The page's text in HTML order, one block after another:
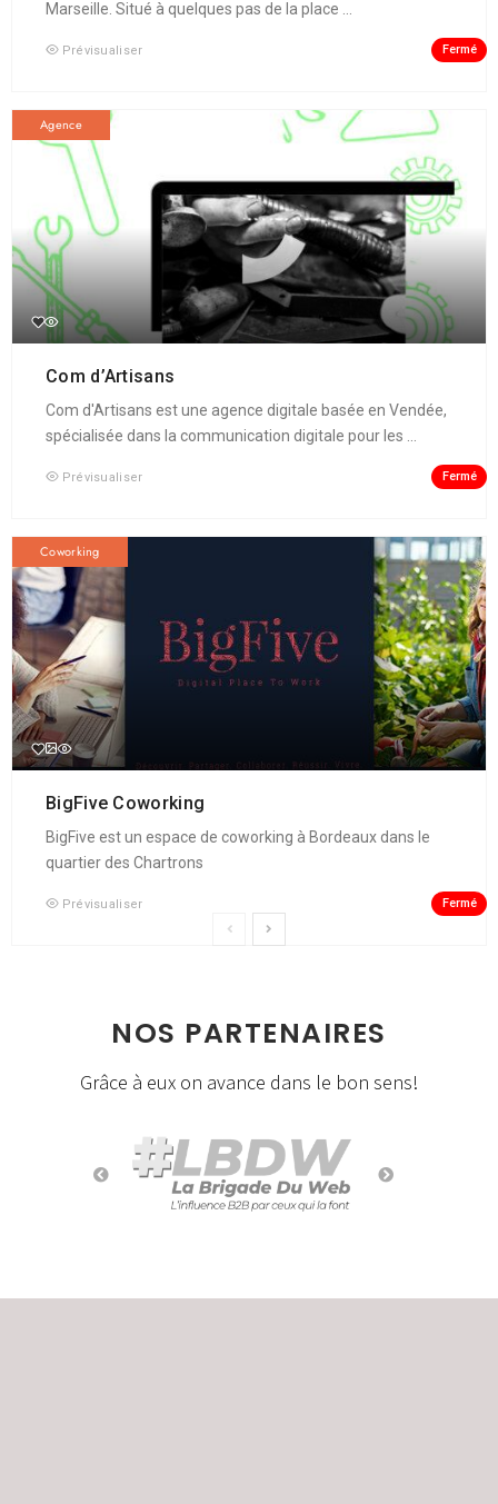
Marseille. Situé à quelques pas de la place ...
Prévisualiser Fermé
Agence
Com d’Artisans
Com d'Artisans est une agence digitale basée en Vendée,
spécialisée dans la communication digitale pour les ...
Prévisualiser Fermé
Coworking
BigFive Coworking
BigFive est un espace de coworking à Bordeaux dans le
quartier des Chartrons
Prévisualiser Fermé
NOS PARTENAIRES
Grâce à eux on avance dans le bon sens!